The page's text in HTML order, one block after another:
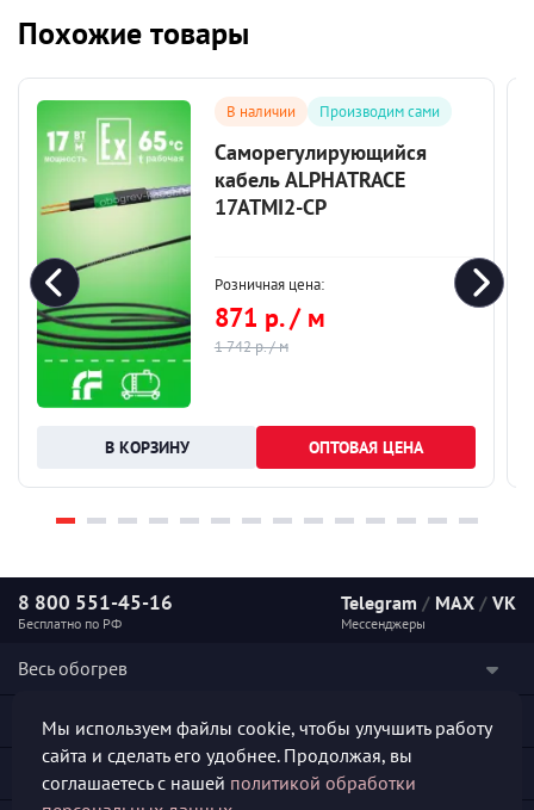
Похожие товары
В наличии Производим сами
Саморегулирующийся
кабель ALPHATRACE
17ATMI2-CP
Розничная цена:
871 р. / м
1 742 р. / м
ОПТОВАЯ ЦЕНА
8 800 551-45-16
Бесплатно по РФ
Telegram / MAX / VK
Мессенджеры
Весь обогрев
Наши услуги
Мы используем файлы cookie, чтобы улучшить работу
сайта и сделать его удобнее. Продолжая, вы
соглашаетесь с нашей политикой обработки